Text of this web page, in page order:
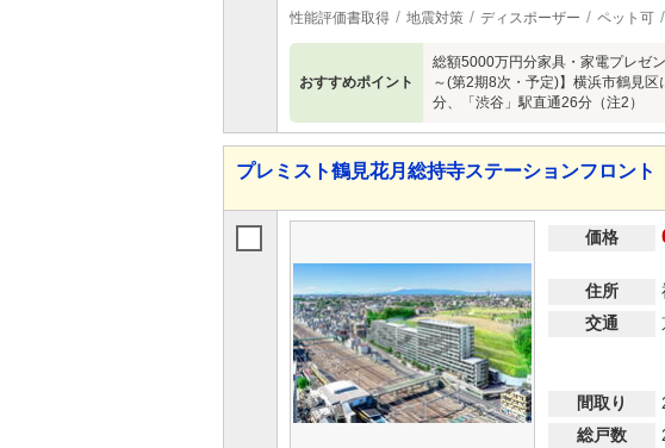
性能評価書取得 地震対策 ディスポーザー ペット可
おすすめポイント
総額5000万円分家具・家電プレゼ
～(第2期8次・予定)】横浜市鶴見
分、「渋谷」駅直通26分（注2）
プレミスト鶴見花月総持寺ステーションフロン
価格
住所
交通
間取り
総戸数